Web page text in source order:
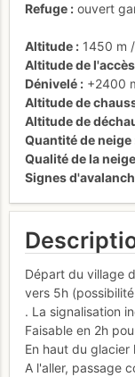
Refuge
ouvert
Altitude 1450 m /
Altitude de
Dénivelé
+2400
Altitude de
Altitude de
Quantité de neige
Qualité de la neige
Signes
Départ du village
vers 5h
. La signalisation
Faisable en 2h
En haut du glacier
A l'aller, passage